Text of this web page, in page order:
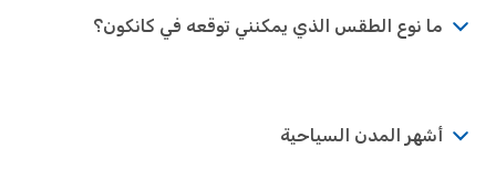
ما نوع الطقس الذي يمكنني توقعه في كانكون؟
أشهر المدن السياحية